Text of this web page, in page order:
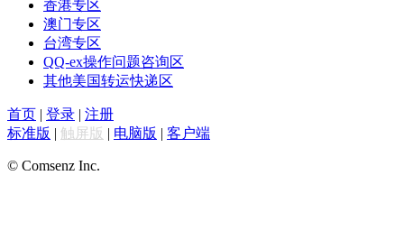
香港专区
澳门专区
台湾专区
QQ-ex操作问题咨询区
其他美国转运快递区
首页 | 登录 | 注册
标准版 | 触屏版 | 电脑版 | 客户端
© Comsenz Inc.